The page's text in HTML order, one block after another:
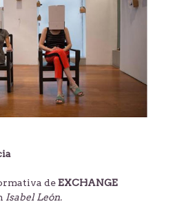
deEXCHANGE
Isabel León.